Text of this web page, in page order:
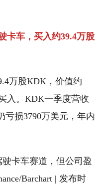
卡车，买入约39.4万股
万股KDK，价值约
入。KDK一季度营收
亏损3790万美元，年内
卡车赛道，但公司盈
Barchart | 发布时